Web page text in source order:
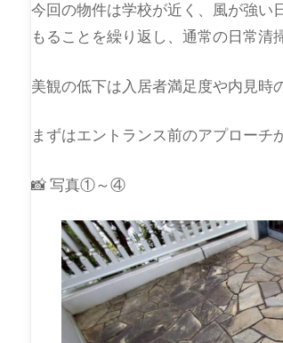
今回の物件は学校が近く、風が強い
もることを繰り返し、通常の日常清
美観の低下は入居者満足度や内見時
まずはエントランス前のアプローチ
📸 写真①～④